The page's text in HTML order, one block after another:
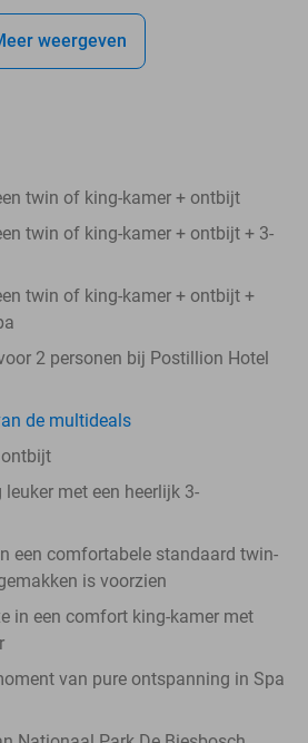
weergeven
twin of king-kamer + ontbijt
twin of king-kamer + ontbijt + 3-
twin of king-kamer + ontbijt +
2 personen bij Postillion Hotel
de multideals
met een heerlijk 3-
een comfortabele standaard twin-
is voorzien
in een comfort king-kamer met
van pure ontspanning in Spa